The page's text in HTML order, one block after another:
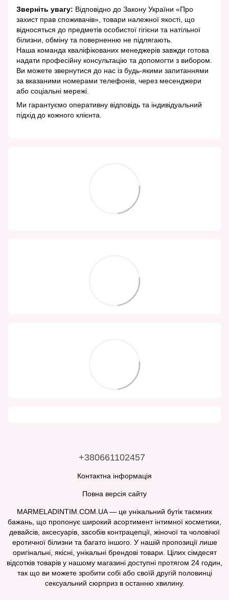
Зверніть увагу: Відповідно до Закону України «Про
захист прав споживачів», товари належної якості, що
відносяться до предметів особистої гігієни та натільної
білизни, обміну та поверненню не підлягають.
Наша команда кваліфікованих менеджерів завжди готова
надати професійну консультацію та допомогти з вибором.
Ви можете звернутися до нас із будь-якими запитаннями
за вказаними номерами телефонів, через месенджери
або соціальні мережі.
Ми гарантуємо оперативну відповідь та індивідуальний
підхід до кожного клієнта.
+380661102457
Контактна інформація
Повна версія сайту
MARMELADINTIM.COM.UA — це унікальний бутік таємних
бажань, що пропонує широкий асортимент інтимної косметики,
девайсів, аксесуарів, засобів контрацепції, жіночої та чоловічої
еротичної білизни та багато іншого. У нашій пропозиції лише
оригінальні, якісні, унікальні брендові товари. Цілих сімдесят
відсотків товарів у нашому магазині доступні протягом 24 годин,
так що ви можете зробити собі або своїй другій половинці
сексуальний сюрприз в останню хвилину.